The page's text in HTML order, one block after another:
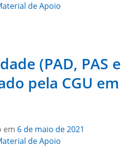
de Apoio
(PAD, PAS e
pela CGU em
em 6 de maio de 2021
de Apoio